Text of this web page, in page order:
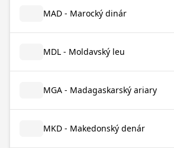
MAD - Marocký dinár
MDL - Moldavský leu
MGA - Madagaskarský ariary
MKD - Makedonský denár